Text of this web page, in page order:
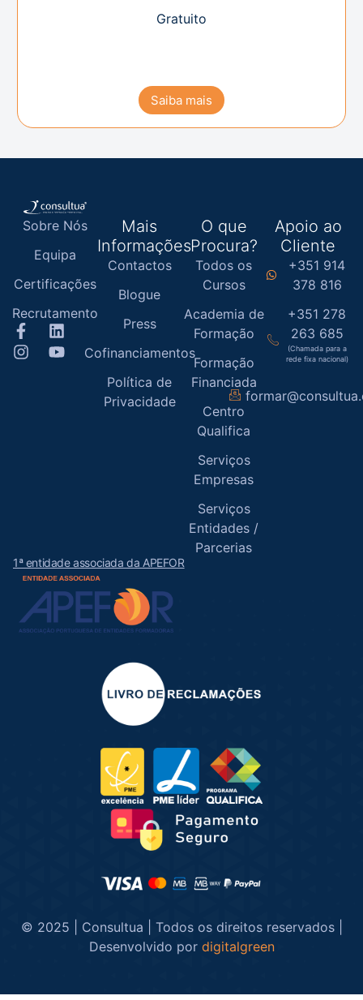
Gratuito
Saiba mais
Sobre Nós
Equipa
Certificações
Recrutamento
Mais
Informações
Contactos
Blogue
Press
Cofinanciamentos
Política de
Privacidade
O que
Procura?
Todos os
Cursos
Academia de
Formação
Formação
Financiada
Centro
Qualifica
Serviços
Empresas
Serviços
Entidades /
Parcerias
Apoio ao
Cliente
+351 914
378 816
+351 278
263 685
(Chamada para a
rede fixa nacional)
1ª entidade associada da APEFOR
© 2025 | Consultua | Todos os direitos reservados |
Desenvolvido por digitalgreen